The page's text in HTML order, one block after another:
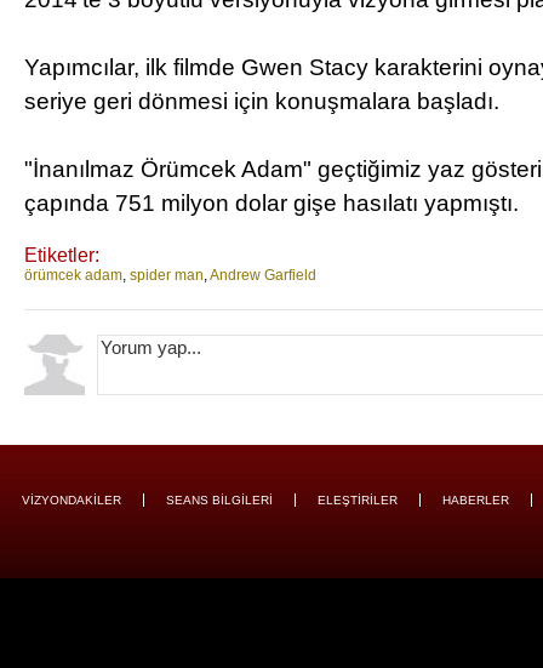
Yapımcılar, ilk filmde Gwen Stacy karakterini
seriye geri dönmesi için konuşmalara başladı.
"İnanılmaz Örümcek Adam" geçtiğimiz yaz
çapında 751 milyon dolar gişe hasılatı yapmıştı.
Etiketler:
örümcek adam, spider man,Andrew Garfield
VİZYONDAKİLER SEANS BİLGİLERİ ELEŞTİRİLER HABERLER